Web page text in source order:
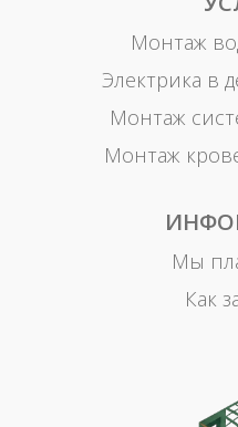
Монтаж
Электрика в
Монтаж
Монтаж
Мы
Как